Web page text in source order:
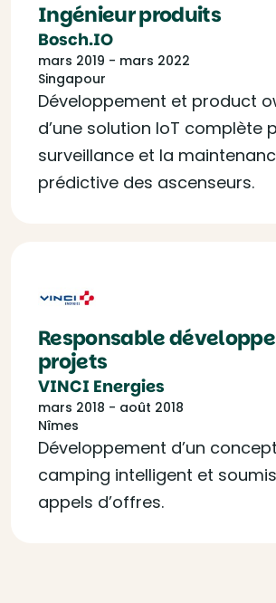
Ingénieur produits
Bosch.IO
mars 2019 - mars 2022
Singapour
Développement et product
d’une solution IoT complète
surveillance et la
prédictive des ascenseurs.
Responsable
projets
VINCI Energies
mars 2018 - août 2018
Nîmes
Développement d’un
camping intelligent et
appels d’offres.